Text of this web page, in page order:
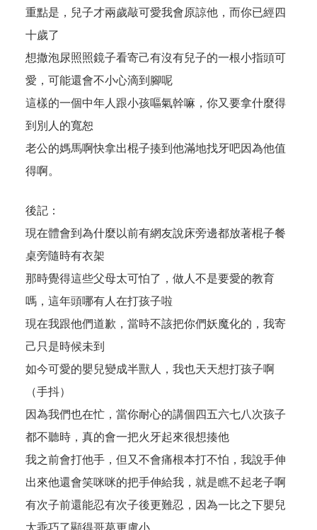
重點是，兒子才兩歲敲可愛我會原諒他，而你已經四
十歲了
想撒泡尿照照鏡子看寄己有沒有兒子的一根小指頭可
愛，可能還會不小心滴到腳呢
這樣的一個中年人跟小孩嘔氣幹嘛，你又要拿什麼得
到別人的寬恕
老公的媽馬啊快拿出棍子揍到他滿地找牙吧因為他值
得啊。
後記：
現在體會到為什麼以前有網友說床旁邊都放著棍子餐
桌旁隨時有衣架
那時覺得這些父母太可怕了，做人不是要愛的教育
嗎，這年頭哪有人在打孩子啦
現在我跟他們道歉，當時不該把你們妖魔化的，我寄
己只是時候未到
如今可愛的嬰兒變成半獸人，我也天天想打孩子啊
（手抖）
因為我們也在忙，當你耐心的講個四五六七八次孩子
都不聽時，真的會一把火牙起來很想揍他
我之前會打他手，但又不會痛根本打不怕，我說手伸
出來他還會笑咪咪的把手伸給我，就是瞧不起老子啊
有次子前還能忍有次子後更難忍，因為一比之下嬰兒
太乖巧了顯得哥葛更盧小